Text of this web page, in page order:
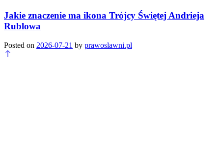
Jakie znaczenie ma ikona Trójcy Świętej Andrieja
Rublowa
Posted on 2026-07-21 by prawoslawni.pl
Scroll